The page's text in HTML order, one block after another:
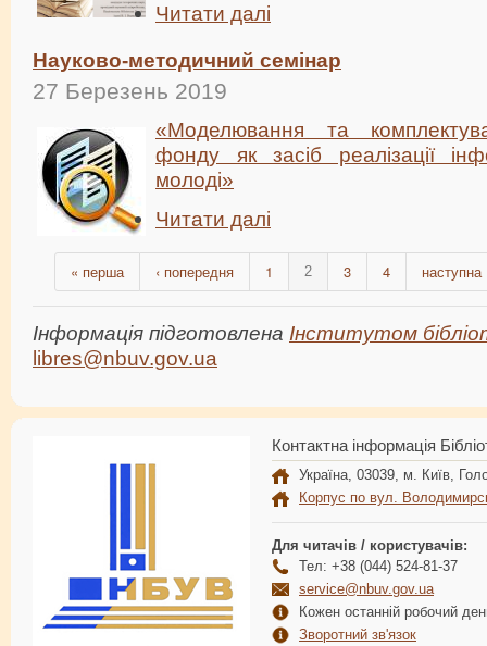
Читати далі
Науково-методичний семінар
27 Березень 2019
«Моделювання та
фонду як засіб реалізації
молоді»
Читати далі
« перша ‹ попередня 1 2 3 4 наступна
Інформація підготовлена Інститутом
libres@nbuv.gov.ua
Контактна інформація
Україна, 03039, м. Київ,
Корпус по вул.
Для читачів / користувачів:
Тел: +38 (044) 524-81-37
service@nbuv.gov.ua
Кожен останній робочий
Зворотний зв'язок